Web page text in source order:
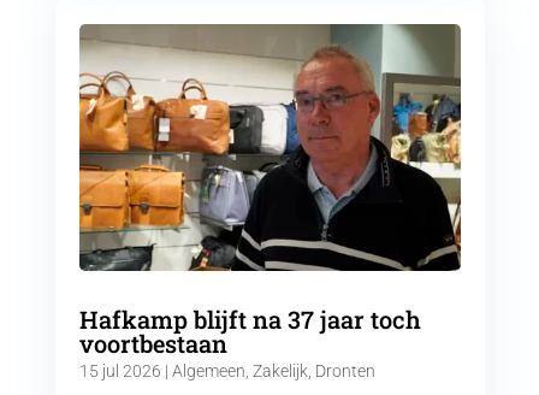
Hafkamp blijft na 37 jaar toch
voortbestaan
15 jul 2026 | Algemeen, Zakelijk, Dronten